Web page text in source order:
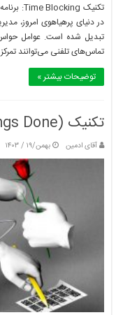
در دنیای پرهیاهوی امروز،
تبدیل شده است. عوامل
تماس‌های تلفنی می‌توانند
توضیحات بیشتر »
تکنیک GTD (Getting Things Done)
آقای ادمین بهمن/۱۹ / ۱۴۰۳